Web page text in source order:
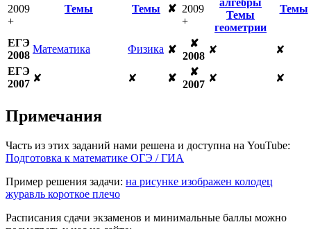
2009
+
Темы Темы ✘ 2009
+
алгебры
Темы
геометрии
Темы
ЕГЭ
2008
Математика Физика ✘
✘
2008
✘
✘
ЕГЭ
2007 ✘ ✘ ✘
✘
2007
✘ ✘
Примечания
Часть из этих заданий нами решена и доступна на YouTube:
Подготовка к математике ОГЭ / ГИА
Пример решения задачи: на рисунке изображен колодец
журавль короткое плечо
Расписания сдачи экзаменов и минимальные баллы можно